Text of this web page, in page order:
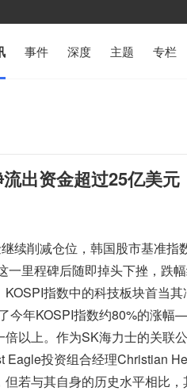
事件 深度 主题 专栏
出资金超过25亿美元
续削减仓位，韩国股市基准指
一里程碑后随即掉头下挫，跌
指数中的科技板块首当
年KOSPI指数约80%的涨幅
以上。作为SK海力士的关联
投资组合经理Christian
若与其自身的历史水平相比